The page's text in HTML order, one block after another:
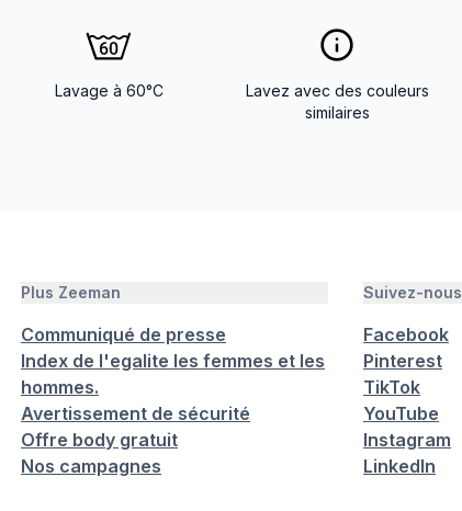
Lavage à 60°C
Lavez avec des couleurs
similaires
Plus Zeeman
Communiqué de presse
Index de l'egalite les femmes et les
hommes.
Avertissement de sécurité
Offre body gratuit
Nos campagnes
Suivez-nous
Facebook
Pinterest
TikTok
YouTube
Instagram
LinkedIn